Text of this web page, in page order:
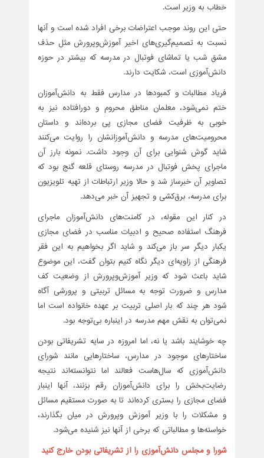
خطاب به وزیر است.
حتی این روند موجب اعتراضات برخی افراد شده است و آنها
نسبت به تصمیم‌گیری‌های اخیر آموزش‌وپرورش مثل حذف
مشق شب یا تماشای فوتبال در مدرسه که بیشتر در حوزه
دانش‌آموزی است، شکایت دارند.
فریاد مطالبات و کمبودها در مدارس فقط به دانش‌آموزان
ختم نمی‌شود، معلمان مناطق محروم و دورافتاده نیز به
خوبی به ظرفیت فضای مجازی پی برده‌اند و داستان
محرومیت‌های مدرسه و دانش‌آموزانشان را روایت می‌کنند
شاید گوش شنوایی برای آن وجود داشت. نمونه بارز آن
ماجرای پخش فوتبال در مدرسه روستای قلعه گنج بود که
تصاویر آن خبرساز شد و حالا وزیر ارتباطات از تهیه تلویزیون
برای مدرسه، برق‌کشی و تجهیز آن خبر می‌دهد.
در کنار این مقوله، در کامنت‌های دانش‌آموزان ماجرای
فرهنگ استفاده صحیح و ادبیات مناسب در فضای مجازی
یکبار دیگر سر باز می‌کند و شاید اگر بخواهیم به این فقر
فرهنگی از زاویه‌ای دیگر نگاه کنیم بتوان گفت، این موضوع
شاید باعث شود که وزیر آموزش‌وپرورش از وضعیت کف
مدارس و ضرورت توجه به مسائل تربیتی و پرورشی آگاه
شود هر چند که بار اصلی تربیت بر عهده خانواده است اما
نمی‌توان به نقش مهم مدرسه در اینباره بی‌توجه بود.
چه خوشایند باشد یا نه، اما امروزه در سایه تشریفاتی بودن
ساختارهای موجود در مدارس، ساختارهایی مانند شورای
دانش‌آموزی که سال‌هاست فعالند اما نتوانسته‌اند نتیجه‌
رضایت‌بخش را برای دانش‌آموزان رقم بزنند، آنها اینبار
فضای مجازی را بستری کرده‌اند تا به صورت مستقیم مسائل
و مشکلات را با وزیر آموزش وپرورش در میان بگذارند،
خواسته‌ها و مطالباتی که برخی از آنها نیز شنیده می‌شود.
شورا و مجلس دانش‌آموزی را از تشریفاتی بودن خارج کنید